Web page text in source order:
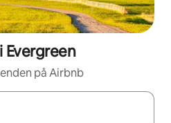
Evergreen
på Airbnb
kan du navigera med upp- och